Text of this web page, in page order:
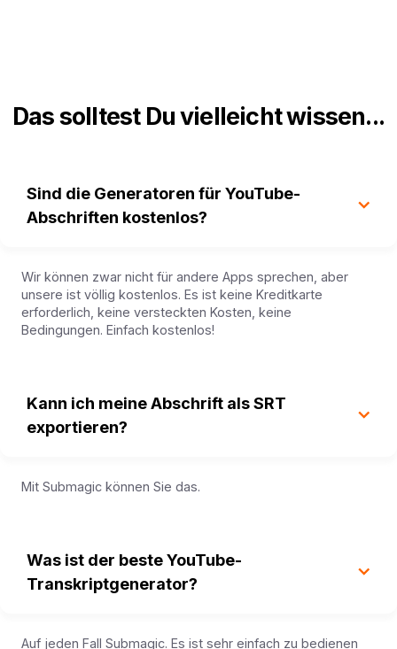
Das solltest Du vielleicht wissen...
Sind die Generatoren für YouTube-
Abschriften kostenlos?
Wir können zwar nicht für andere Apps sprechen, aber
unsere ist völlig kostenlos. Es ist keine Kreditkarte
erforderlich, keine versteckten Kosten, keine
Bedingungen. Einfach kostenlos!
Kann ich meine Abschrift als SRT
exportieren?
Mit Submagic können Sie das.
Was ist der beste YouTube-
Transkriptgenerator?
Auf jeden Fall Submagic. Es ist sehr einfach zu bedienen